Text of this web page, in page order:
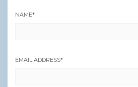
NAME*
EMAIL ADDRESS*